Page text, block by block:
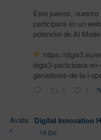
Este jueves,
participará en un
potencial de AI Mode.
https://digis3.eu/
digis3-participara-
ganadores-de-la-i-
1 1
Avata
r
Digital Innovation
·
19 Dic